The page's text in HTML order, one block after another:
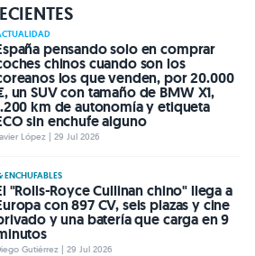
pensando solo en comprar
chinos cuando son los
los que venden, por 20.000
un SUV con tamaño de BMW X1,
km de autonomía y etiqueta
sin enchufe alguno
López | 29 Jul 2026
ENCHUFABLES
"Rolls-Royce Cullinan chino" llega a
con 897 CV, seis plazas y cine
y una batería que carga en 9
Gutiérrez | 29 Jul 2026